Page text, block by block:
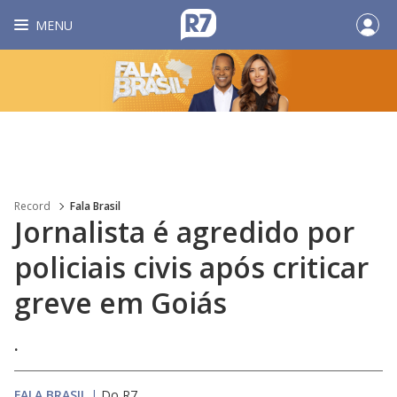
MENU
Record Fala Brasil
Jornalista é agredido por
policiais civis após criticar
greve em Goiás
.